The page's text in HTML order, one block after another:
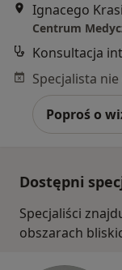
Ignacego
Centrum
Konsultacja
Poproś o
Dostępni
Specjaliści
obszarach